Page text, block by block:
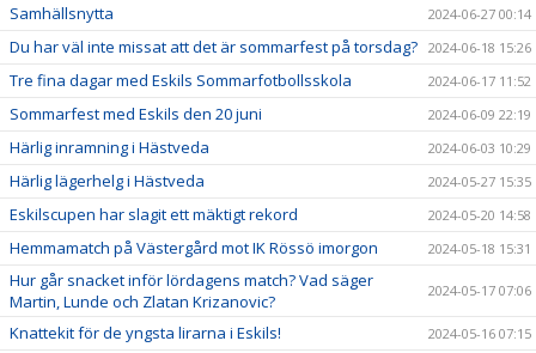
Samhällsnytta 2024-06-27 00:14
Du har väl inte missat att det är sommarfest på torsdag? 2024-06-18 15:26
Tre fina dagar med Eskils Sommarfotbollsskola 2024-06-17 11:52
Sommarfest med Eskils den 20 juni 2024-06-09 22:19
Härlig inramning i Hästveda 2024-06-03 10:29
Härlig lägerhelg i Hästveda 2024-05-27 15:35
Eskilscupen har slagit ett mäktigt rekord 2024-05-20 14:58
Hemmamatch på Västergård mot IK Rössö imorgon 2024-05-18 15:31
Hur går snacket inför lördagens match? Vad säger
Martin, Lunde och Zlatan Krizanovic?
2024-05-17 07:06
Knattekit för de yngsta lirarna i Eskils! 2024-05-16 07:15